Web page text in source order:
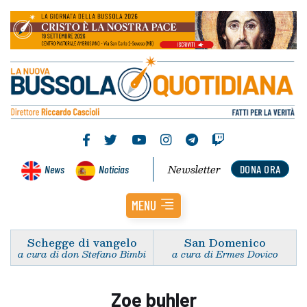
News Noticias DONA ORA
Newsletter
MENU
Schegge di vangelo
a cura di don Stefano Bimbi
San Domenico
a cura di Ermes Dovico
Zoe buhler